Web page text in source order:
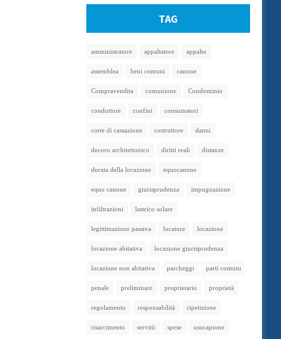
TAG
amministratore appaltatore appalto
assemblea beni comuni canone
Compravendita comunione Condominio
conduttore confini consumatori
corte di cassazione costruttore danni
decoro architettonico diritti reali distanze
durata della locazione equocanone
equo canone giurisprudenza impugnazione
infiltrazioni lastrico solare
legittimazione passiva locatore locazione
locazione abitativa locazione giurisprudenza
locazione non abitativa parcheggi parti comuni
penale preliminare proprietario proprietà
regolamento responsabilità ripetizione
risarcimento servitù spese usucapione